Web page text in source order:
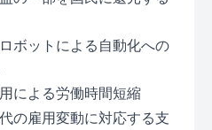
ボットによる自動化への
による労働時間短縮
の雇用変動に対応する支